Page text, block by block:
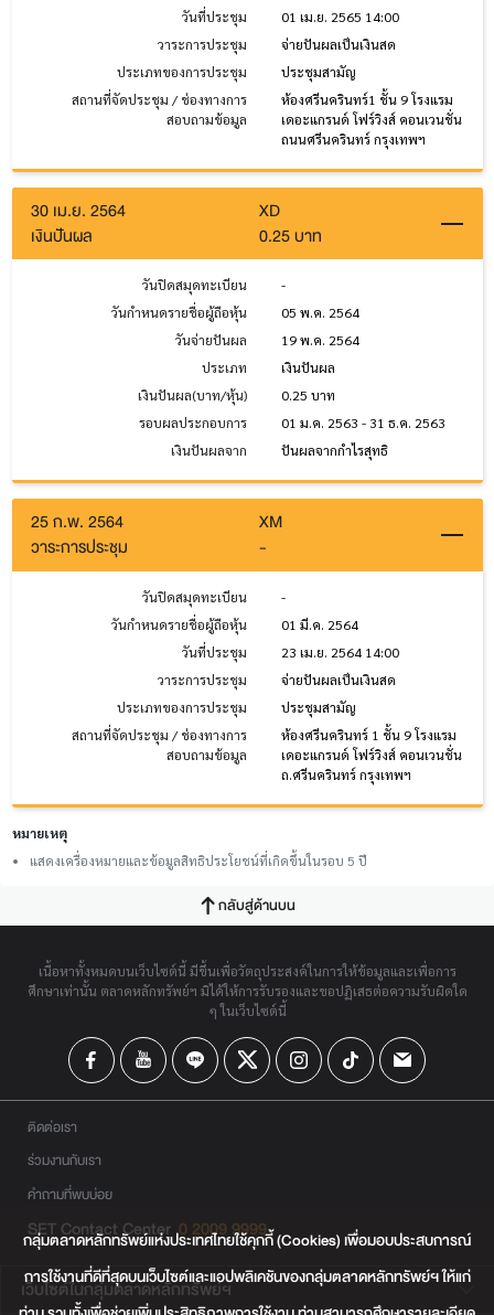
วันที่ประชุม
01 เม.ย. 2565 14:00
วาระการประชุม
จ่ายปันผลเป็นเงินสด
ประเภทของการประชุม
ประชุมสามัญ
สถานที่จัดประชุม / ช่องทางการ
สอบถามข้อมูล
ห้องศรีนครินทร์1 ชั้น 9 โรงแรม
เดอะแกรนด์ โฟร์วิงส์ คอนเวนชั่น
ถนนศรีนครินทร์ กรุงเทพฯ
30 เม.ย. 2564
XD
เงินปันผล
0.25 บาท
วันปิดสมุดทะเบียน
-
วันกำหนดรายชื่อผู้ถือหุ้น
05 พ.ค. 2564
วันจ่ายปันผล
19 พ.ค. 2564
ประเภท
เงินปันผล
เงินปันผล(บาท/หุ้น)
0.25 บาท
รอบผลประกอบการ
01 ม.ค. 2563 - 31 ธ.ค. 2563
เงินปันผลจาก
ปันผลจากกำไรสุทธิ
25 ก.พ. 2564
XM
วาระการประชุม
-
วันปิดสมุดทะเบียน
-
วันกำหนดรายชื่อผู้ถือหุ้น
01 มี.ค. 2564
วันที่ประชุม
23 เม.ย. 2564 14:00
วาระการประชุม
จ่ายปันผลเป็นเงินสด
ประเภทของการประชุม
ประชุมสามัญ
สถานที่จัดประชุม / ช่องทางการ
สอบถามข้อมูล
ห้องศรีนครินทร์ 1 ชั้น 9 โรงแรม
เดอะแกรนด์ โฟร์วิงส์ คอนเวนชั่น
ถ.ศรีนครินทร์ กรุงเทพฯ
หมายเหตุ
แสดงเครื่องหมายและข้อมูลสิทธิประโยชน์ที่เกิดขึ้นในรอบ 5 ปี
กลับสู่ด้านบน
เนื้อหาทั้งหมดบนเว็บไซต์นี้ มีขึ้นเพื่อวัตถุประสงค์ในการให้ข้อมูลและเพื่อการ
ศึกษาเท่านั้น ตลาดหลักทรัพย์ฯ มิได้ให้การรับรองและขอปฏิเสธต่อความรับผิดใด
ๆ ในเว็บไซต์นี้
ติดต่อเรา
ร่วมงานกับเรา
คำถามที่พบบ่อย
SET Contact Center 0 2009 9999
เว็บไซต์ในกลุ่มตลาดหลักทรัพย์ฯ
กลุ่มตลาดหลักทรัพย์แห่งประเทศไทยใช้คุกกี้ (Cookies) เพื่อมอบประสบการณ์
การใช้งานที่ดีที่สุดบนเว็บไซต์และแอปพลิเคชันของกลุ่มตลาดหลักทรัพย์ฯ ให้แก่